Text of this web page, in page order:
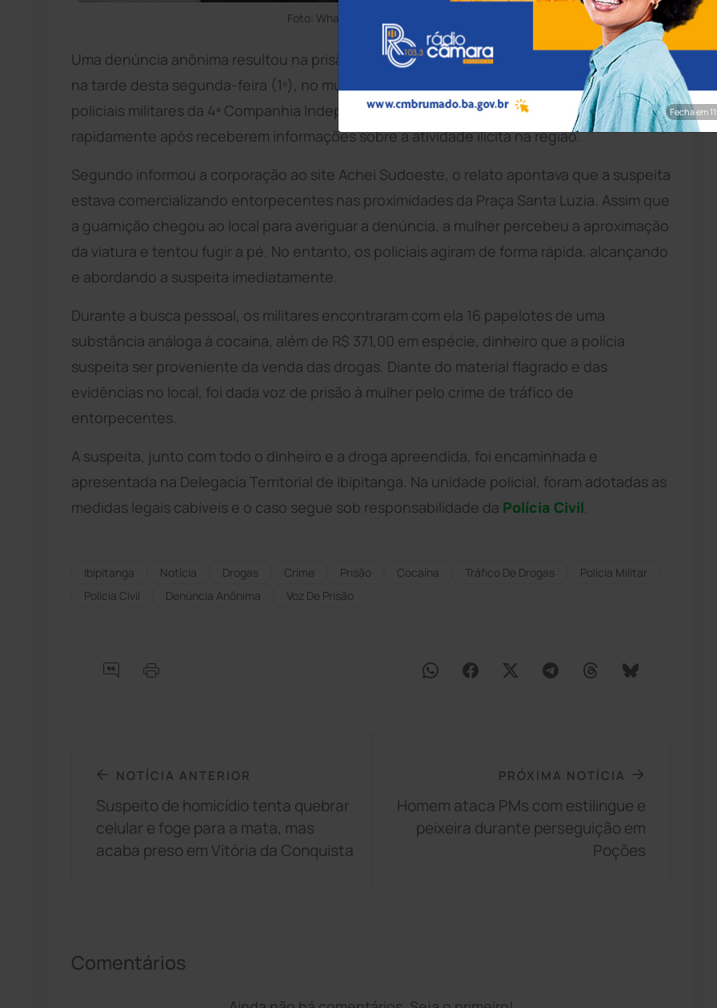
Foto: WhatsApp/Achei Sudoeste
Uma denúncia anônima resultou na prisão de uma mulher suspeita de tráfico de drogas
na tarde desta segunda-feira (1º), no município de
. A prisão foi efetuada por
policiais militares da 4ª Companhia Independente dePolícia Militar(CIPM), que agiram
rapidamente após receberem informações sobre a atividade ilícita na região.
Segundo informou a corporação ao site Achei Sudoeste, o relato apontava que a suspeita
estava comercializando entorpecentes nas proximidades da Praça Santa Luzia. Assim que
a guarnição chegou ao local para averiguar a denúncia, a mulher percebeu a aproximação
da viatura e tentou fugir a pé. No entanto, os policiais agiram de forma rápida, alcançando
e abordando a suspeita imediatamente.
Durante a busca pessoal, os militares encontraram com ela 16 papelotes de uma
substância análoga à cocaína, além de R$ 371,00 em espécie, dinheiro que a polícia
suspeita ser proveniente da venda das drogas. Diante do material flagrado e das
evidências no local, foi dada voz de prisão à mulher pelo crime de tráfico de
entorpecentes.
A suspeita, junto com todo o dinheiro e a droga apreendida, foi encaminhada e
apresentada na Delegacia Territorial de Ibipitanga. Na unidade policial, foram adotadas as
medidas legais cabíveis e o caso segue sob responsabilidade da Polícia Civil.
Ibipitanga Notícia Drogas Crime Prisão Cocaína Tráfico De Drogas
Polícia Militar
Polícia Civil
Denúncia Anônima Voz De Prisão
NOTÍCIA ANTERIOR
Suspeito de homicídio tenta quebrar
celular e foge para a mata, mas
acaba preso em Vitória da Conquista
PRÓXIMA NOTÍCIA
Homem ataca PMs com estilingue e
peixeira durante perseguição em
Poções
Comentários
Fecha em